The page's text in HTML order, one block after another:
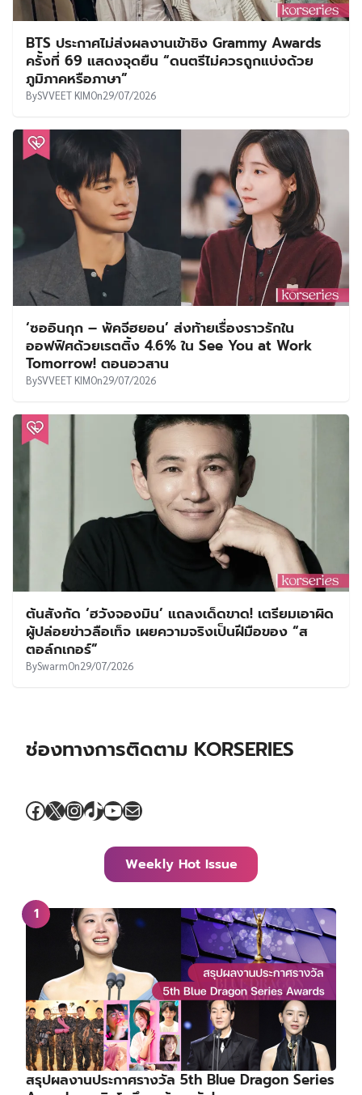
BTS ประกาศไม่ส่งผลงานเข้าชิง Grammy Awards
ครั้งที่ 69 แสดงจุดยืน “ดนตรีไม่ควรถูกแบ่งด้วย
ภูมิภาคหรือภาษา”
BySVVEET KIMOn29/07/2026
‘ซออินกุก – พัคจีฮยอน’ ส่งท้ายเรื่องราวรักใน
ออฟฟิศด้วยเรตติ้ง 4.6% ใน See You at Work
Tomorrow! ตอนอวสาน
BySVVEET KIMOn29/07/2026
ต้นสังกัด ‘ฮวังจองมิน’ แถลงเด็ดขาด! เตรียมเอาผิด
ผู้ปล่อยข่าวลือเท็จ เผยความจริงเป็นฝีมือของ “ส
ตอล์กเกอร์”
BySwarmOn29/07/2026
ช่องทางการติดตาม KORSERIES
Facebook
X Instagram
TikTok
YouTube
Mail
Weekly Hot Issue
สรุปผลงานประกาศรางวัล 5th Blue Dragon Series